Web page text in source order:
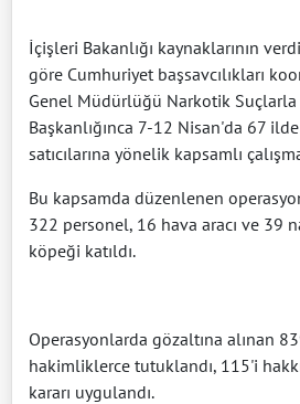
İçişleri Bakanlığı kaynaklarının
göre Cumhuriyet başsavcılıkları
Genel Müdürlüğü Narkotik
Başkanlığınca 7-12 Nisan'da 67
satıcılarına yönelik kapsamlı
Bu kapsamda düzenlenen
322 personel, 16 hava aracı ve 39
köpeği katıldı.
Operasyonlarda gözaltına alınan
hakimliklerce tutuklandı, 115'i
kararı uygulandı.